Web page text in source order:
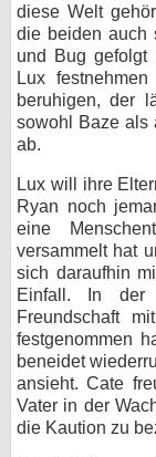
diese Welt
die beiden auch
und Bug gefolgt
Lux
beruhigen, der
sowohl Baze als
ab.
Lux will ihre
Ryan noch
eine
versammelt hat
sich daraufhin
Einfall. In der
Freundschaft
festgenommen
beneidet
ansieht. Cate
Vater in der
die Kaution zu